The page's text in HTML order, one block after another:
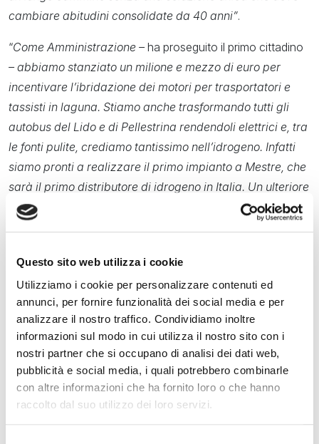
Questo sito web utilizza i cookie
Utilizziamo i cookie per personalizzare contenuti ed
annunci, per fornire funzionalità dei social media e per
analizzare il nostro traffico. Condividiamo inoltre
informazioni sul modo in cui utilizza il nostro sito con i
nostri partner che si occupano di analisi dei dati web,
pubblicità e social media, i quali potrebbero combinarle
con altre informazioni che ha fornito loro o che hanno
raccolto dal suo utilizzo dei loro servizi.
cambiare abitudini consolidate da 40 anni”.
“Come Amministrazione –ha proseguito il primo cittadino
– abbiamo stanziato un milione e mezzo di euro per
incentivare l’ibridazione dei motori per trasportatori e
tassisti in laguna. Stiamo anche trasformando tutti gli
autobus del Lido e di Pellestrina rendendoli elettrici e, tra
le fonti pulite, crediamo tantissimo nell’idrogeno. Infatti
siamo pronti a realizzare il primo impianto a Mestre, che
sarà il primo distributore di idrogeno in Italia. Un ulteriore
passo verso una mobilità e un turismo sostenibile”.
pubblica che, in collaborazione con Veritas, verranno
installati in città ed è stata annunciata la sistemazione di
una terza palina nell’isola di San Servolo. Si aggiungono
alla prima struttura, a uso privato, già presente in
Fondamenta della Misericordia.
La giornata è stata anche l’occasione per parlare della
collaborazione con il Comune di San Felice del Benaco,
rappresentato in conferenza dall’assessore al Bilancio